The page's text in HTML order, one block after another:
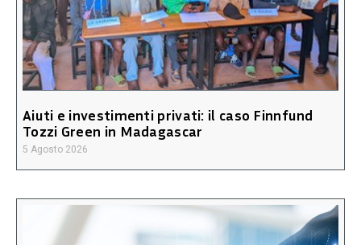
Aiuti e investimenti privati: il caso Finnfund
Tozzi Green in Madagascar
5 Agosto 2026